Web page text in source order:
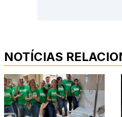
NOTÍCIAS